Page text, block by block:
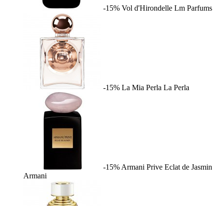
-15% Vol d'Hirondelle Lm Parfums
-15% La Mia Perla La Perla
-15% Armani Prive Eclat de Jasmin
Armani